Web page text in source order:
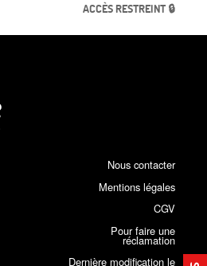
ACCÈS RESTREINT 🔒
Nous contacter
Mentions légales
CGV
Pour faire une
réclamation
Dernière modification le